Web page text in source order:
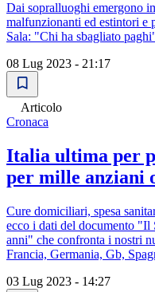
Dai sopralluoghi emergono
malfunzionanti ed estintori e
Sala: "Chi ha sbagliato
08 Lug 2023 - 21:17
Articolo
Cronaca
Italia ultima per
per mille anziani
Cure domiciliari, spesa
ecco i dati del documento "Il
anni" che confronta i nostri
Francia, Germania, Gb,
03 Lug 2023 - 14:27